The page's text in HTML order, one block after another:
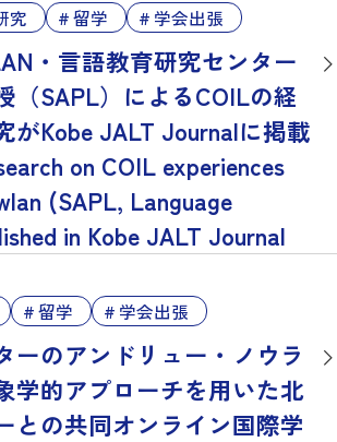
究 留学 学会出張
・言語教育研究センター
（SAPL）によるCOILの経
がKobe JALT Journalに掲載
on COIL experiences
(SAPL, Language
in Kobe JALT Journal
留学 学会出張
ーのアンドリュー・ノウラ
学的アプローチを用いた北
との共同オンライン国際学